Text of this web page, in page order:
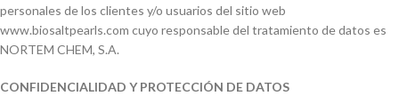
personales de los clientes y/o usuarios del sitio web
www.biosaltpearls.com cuyo responsable del tratamiento de datos es
NORTEM CHEM, S.A.
CONFIDENCIALIDAD Y PROTECCIÓN DE DATOS